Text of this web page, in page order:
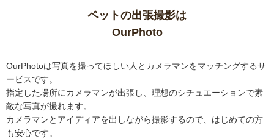
ペットの出張撮影は
OurPhoto
OurPhotoは写真を撮ってほしい人とカメラマンをマッチングするサ
ービスです。
指定した場所にカメラマンが出張し、理想のシチュエーションで素
敵な写真が撮れます。
カメラマンとアイディアを出しながら撮影するので、はじめての方
も安心です。